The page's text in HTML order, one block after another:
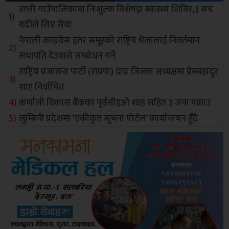
राप्ती गाउँपालिकामा निःशुल्क विशेषज्ञ स्वास्थ्य शिविर,३ सय
बढीले लिए सेवा
नेपाली काङ्ग्रेस इतर समूहको राष्ट्रिय भेलालाई निवर्तमान
सभापति देउवाले सम्बोधन गर्ने
राष्ट्रिय प्रजातन्त्र पार्टी (राप्रपा) दाङ जिल्ला अध्यक्षमा प्रेमबहादुर
शाह निर्वाचित
कर्णाली विकास बैंकका पूर्वसीइओ शाह सहित ३ जना पक्राउ
लुम्बिनी प्रदेशमा ‘एकीकृत सूचना पोर्टल’ कार्यान्वयन हुँदै